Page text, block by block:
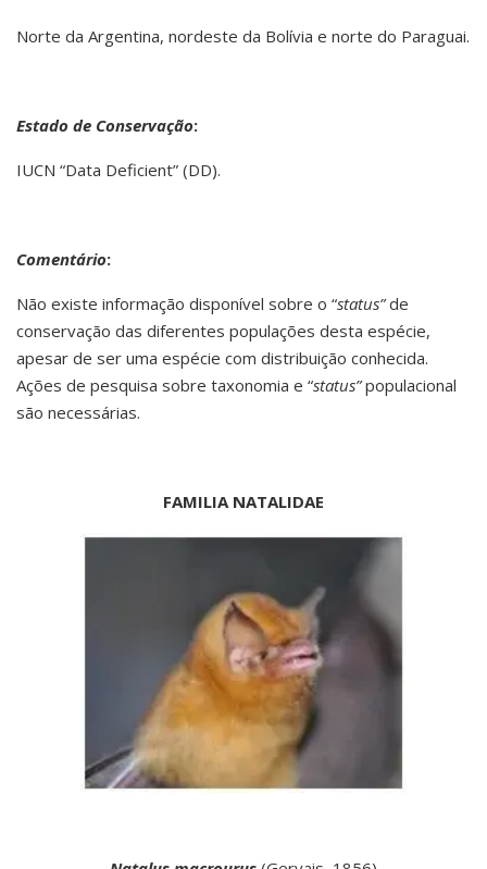
Norte da Argentina, nordeste da Bolívia e norte do Paraguai.
Estado de Conservação:
IUCN “Data Deficient” (DD).
Comentário:
Não existe informação disponível sobre o “status”de
conservação das diferentes populações desta espécie,
apesar de ser uma espécie com distribuição conhecida.
Ações de pesquisa sobre taxonomia e “status”populacional
são necessárias.
FAMILIA NATALIDAE